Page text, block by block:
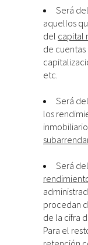
Será del
aquellos
del capital
de
etc.
Será del
los
Será del
procedan
de la cifra
Para el